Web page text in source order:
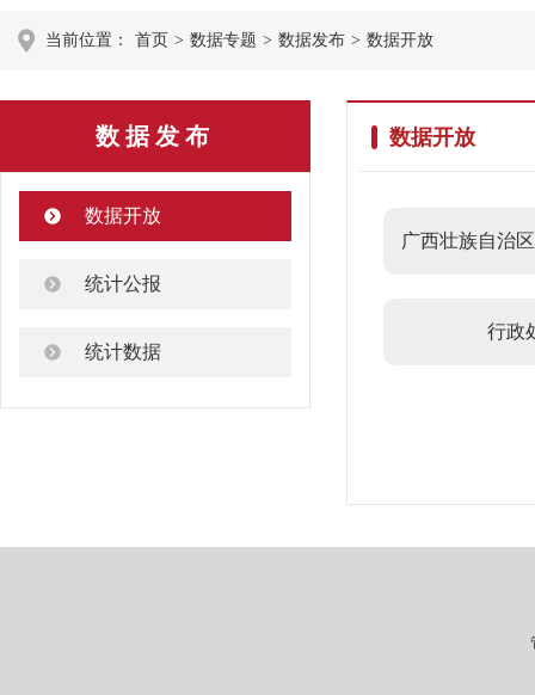
当前位置： 首页 > 数据专题 > 数据发布 > 数据开放
数据发布
数据开放
统计公报
统计数据
数据开放
广西壮族自治
行政